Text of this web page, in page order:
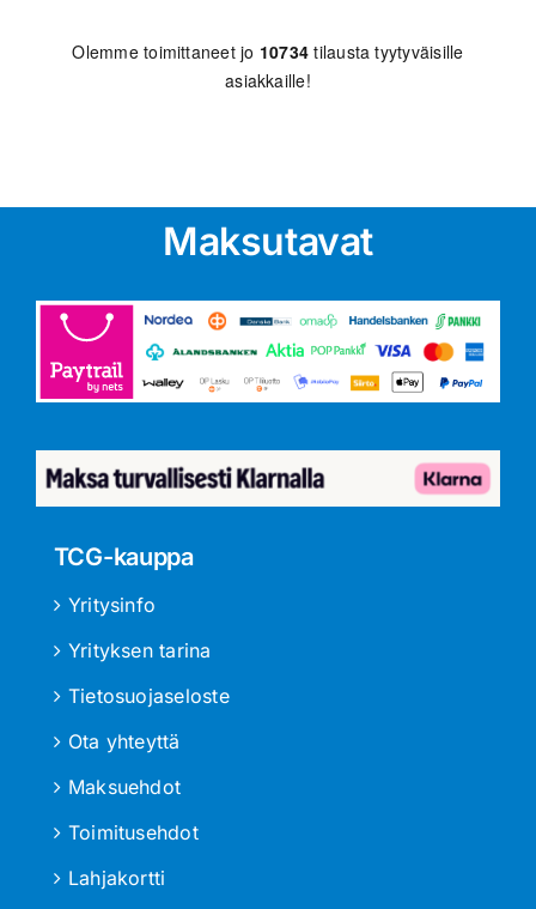
Olemme toimittaneet jo 10734 tilausta tyytyväisille
asiakkaille!
Maksutavat
TCG-kauppa
Yritysinfo
Yrityksen tarina
Tietosuojaseloste
Ota yhteyttä
Maksuehdot
Toimitusehdot
Lahjakortti